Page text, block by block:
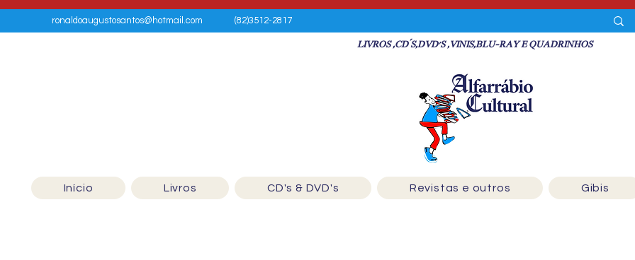
ronaldoaugustosantos@hotmail.com (82)3512-2817
LIVROS ,CD´S,DVD'S ,VINIS,BLU-RAY E QUADRINHOS
Início Livros CD's & DVD's Revistas e outros Gibis